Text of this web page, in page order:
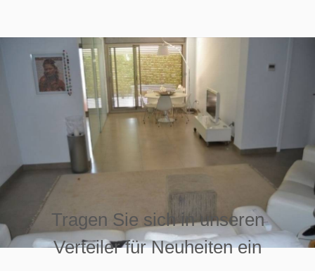
Tragen Sie sich in unseren
Verteiler für Neuheiten ein